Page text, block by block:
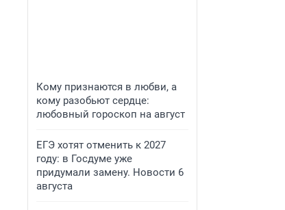
Кому признаются в любви, а
кому разобьют сердце:
любовный гороскоп на август
ЕГЭ хотят отменить к 2027
году: в Госдуме уже
придумали замену. Новости 6
августа